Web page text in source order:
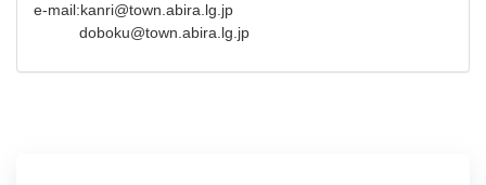
e-mail:kanri@town.abira.lg.jp
doboku@town.abira.lg.jp